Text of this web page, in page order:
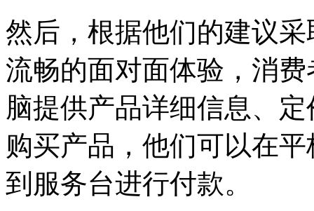
然后，根据他们的建议
流畅的面对面体验，消
脑提供产品详细信息、
购买产品，他们可以在
到服务台进行付款。